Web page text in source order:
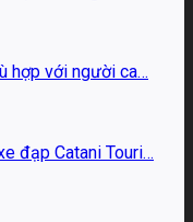
hợp với người ca…
đạp Catani Touri…